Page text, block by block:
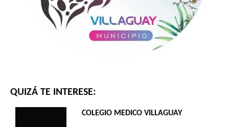
QUIZÁ TE INTERESE:
COLEGIO MEDICO VILLAGUAY